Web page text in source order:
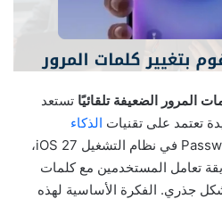
تستعد
تعتمد على تقنيات الذكاء
داخل تطبيق Passwords في نظام التشغيل iOS 27،
تعامل المستخدمين مع كلمات
جذري. الفكرة الأساسية لهذه